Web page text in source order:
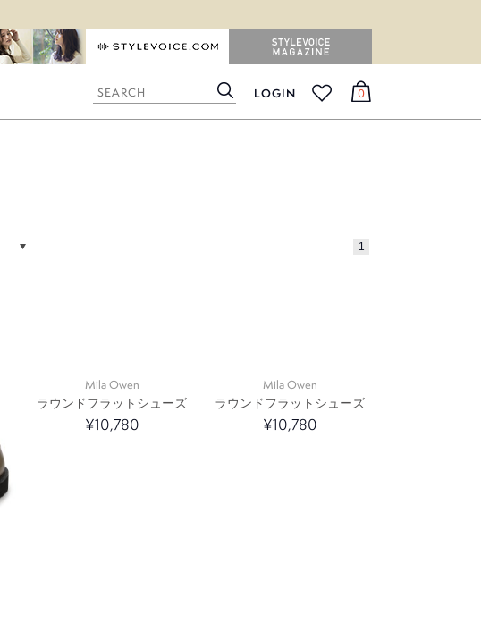
検
索
LOGIN
0
1
Mila Owen
ラウンドフラットシューズ
¥10,780
Mila Owen
ラウンドフラットシューズ
¥10,780